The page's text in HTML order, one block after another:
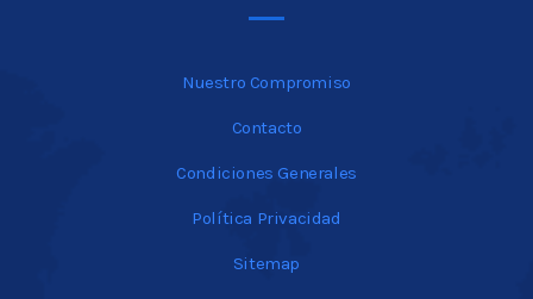
Nuestro Compromiso
Contacto
Condiciones Generales
Política Privacidad
Sitemap